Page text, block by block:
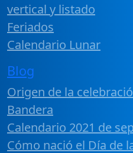
vertical y listado
Feriados
Calendario Lunar
Blog
Origen de la
Bandera
Calendario 2021 de
Cómo nació el Día de